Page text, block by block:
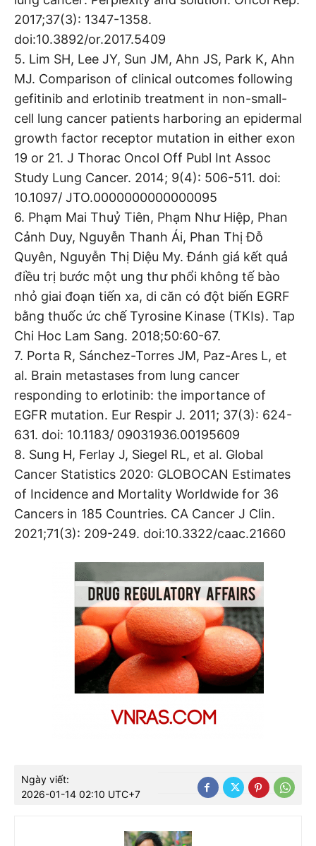
2017;37(3): 1347-1358.
doi:10.3892/or.2017.5409
5. Lim SH, Lee JY, Sun JM, Ahn JS, Park K, Ahn
MJ. Comparison of clinical outcomes following
gefitinib and erlotinib treatment in non-small-
cell lung cancer patients harboring an epidermal
growth factor receptor mutation in either exon
19 or 21. J Thorac Oncol Off Publ Int Assoc
Study Lung Cancer. 2014; 9(4): 506-511. doi:
10.1097/ JTO.0000000000000095
6. Phạm Mai Thuỷ Tiên, Phạm Như Hiệp, Phan
Cảnh Duy, Nguyễn Thanh Ái, Phan Thị Đỗ
Quyên, Nguyễn Thị Diệu My. Đánh giá kết quả
điều trị bước một ung thư phổi không tế bào
nhỏ giai đoạn tiến xa, di căn có đột biến EGRF
bằng thuốc ức chế Tyrosine Kinase (TKIs). Tap
Chi Hoc Lam Sang. 2018;50:60-67.
7. Porta R, Sánchez-Torres JM, Paz-Ares L, et
al. Brain metastases from lung cancer
responding to erlotinib: the importance of
EGFR mutation. Eur Respir J. 2011; 37(3): 624-
631. doi: 10.1183/ 09031936.00195609
8. Sung H, Ferlay J, Siegel RL, et al. Global
Cancer Statistics 2020: GLOBOCAN Estimates
of Incidence and Mortality Worldwide for 36
Cancers in 185 Countries. CA Cancer J Clin.
2021;71(3): 209-249. doi:10.3322/caac.21660
Ngày viết:
2026-01-14 02:10 UTC+7